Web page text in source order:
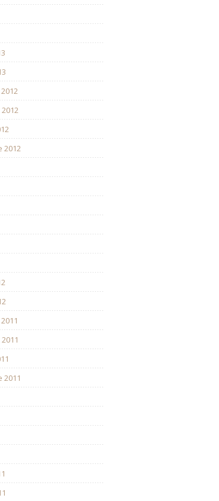
2012
2011